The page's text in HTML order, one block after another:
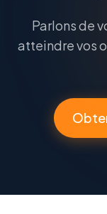
Parlons de
atteindre vos